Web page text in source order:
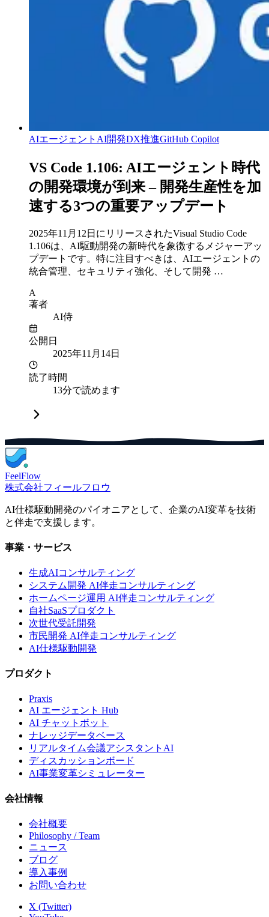
AIエージェント AI開発DX推進GitHub Copilot
VS Code 1.106: AIエージェント時代
の開発環境が到来 – 開発生産性を加
速する3つの重要アップデート
2025年11月12日にリリースされたVisual Studio Code
1.106は、AI駆動開発の新時代を象徴するメジャーアッ
プデートです。特に注目すべきは、AIエージェントの
統合管理、セキュリティ強化、そして開発 …
A
著者
AI侍
公開日
2025年11月14日
読了時間
13分で読めます
FeelFlow
株式会社フィールフロウ
AI仕様駆動開発のパイオニアとして、企業のAI変革を技術
と伴走で支援します。
事業・サービス
生成AIコンサルティング
システム開発 AI伴走コンサルティング
ホームページ運用 AI伴走コンサルティング
自社SaaSプロダクト
次世代受託開発
市民開発 AI伴走コンサルティング
AI仕様駆動開発
プロダクト
Praxis
AI エージェント Hub
AI チャットボット
ナレッジデータベース
リアルタイム会議アシスタントAI
ディスカッションボード
AI事業変革シミュレーター
会社情報
会社概要
Philosophy / Team
ニュース
ブログ
導入事例
お問い合わせ
X (Twitter)